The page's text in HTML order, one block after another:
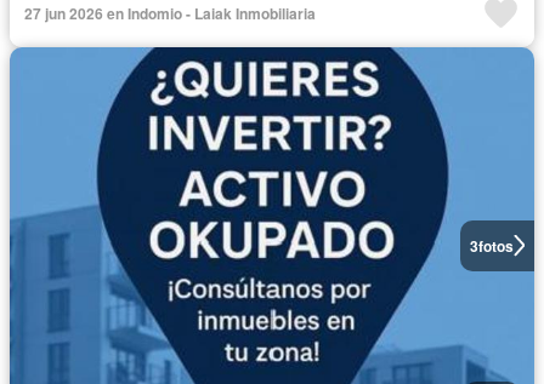
27 jun 2026 en Indomio - Laiak Inmobiliaria
3fotos